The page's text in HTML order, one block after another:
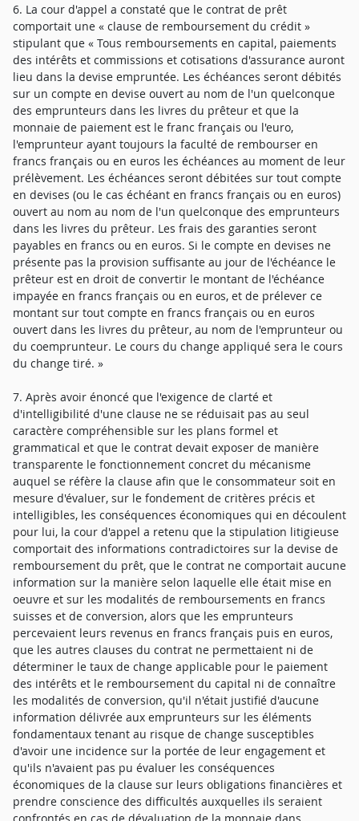
6. La cour d'appel a constaté que le contrat de prêt
comportait une « clause de remboursement du crédit »
stipulant que « Tous remboursements en capital, paiements
des intérêts et commissions et cotisations d'assurance auront
lieu dans la devise empruntée. Les échéances seront débités
sur un compte en devise ouvert au nom de l'un quelconque
des emprunteurs dans les livres du prêteur et que la
monnaie de paiement est le franc français ou l'euro,
l'emprunteur ayant toujours la faculté de rembourser en
francs français ou en euros les échéances au moment de leur
prélèvement. Les échéances seront débitées sur tout compte
en devises (ou le cas échéant en francs français ou en euros)
ouvert au nom au nom de l'un quelconque des emprunteurs
dans les livres du prêteur. Les frais des garanties seront
payables en francs ou en euros. Si le compte en devises ne
présente pas la provision suffisante au jour de l'échéance le
prêteur est en droit de convertir le montant de l'échéance
impayée en francs français ou en euros, et de prélever ce
montant sur tout compte en francs français ou en euros
ouvert dans les livres du prêteur, au nom de l'emprunteur ou
du coemprunteur. Le cours du change appliqué sera le cours
du change tiré. »
7. Après avoir énoncé que l'exigence de clarté et
d'intelligibilité d'une clause ne se réduisait pas au seul
caractère compréhensible sur les plans formel et
grammatical et que le contrat devait exposer de manière
transparente le fonctionnement concret du mécanisme
auquel se réfère la clause afin que le consommateur soit en
mesure d'évaluer, sur le fondement de critères précis et
intelligibles, les conséquences économiques qui en découlent
pour lui, la cour d'appel a retenu que la stipulation litigieuse
comportait des informations contradictoires sur la devise de
remboursement du prêt, que le contrat ne comportait aucune
information sur la manière selon laquelle elle était mise en
oeuvre et sur les modalités de remboursements en francs
suisses et de conversion, alors que les emprunteurs
percevaient leurs revenus en francs français puis en euros,
que les autres clauses du contrat ne permettaient ni de
déterminer le taux de change applicable pour le paiement
des intérêts et le remboursement du capital ni de connaître
les modalités de conversion, qu'il n'était justifié d'aucune
information délivrée aux emprunteurs sur les éléments
fondamentaux tenant au risque de change susceptibles
d'avoir une incidence sur la portée de leur engagement et
qu'ils n'avaient pas pu évaluer les conséquences
économiques de la clause sur leurs obligations financières et
prendre conscience des difficultés auxquelles ils seraient